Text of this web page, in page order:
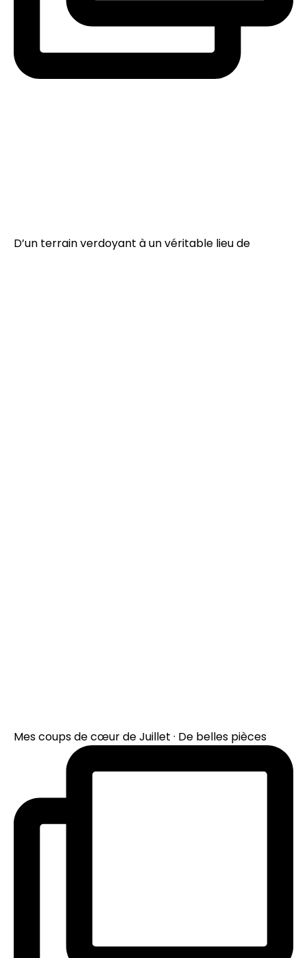
D’un terrain verdoyant à un véritable lieu de
Mes coups de cœur de Juillet · De belles pièces